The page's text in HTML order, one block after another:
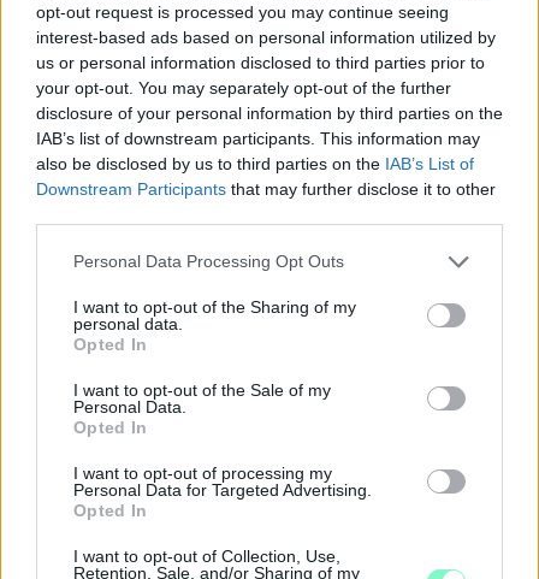
opt-out request is processed you may continue seeing
interest-based ads based on personal information utilized by
us or personal information disclosed to third parties prior to
your opt-out. You may separately opt-out of the further
disclosure of your personal information by third parties on the
IAB’s list of downstream participants. This information may
also be disclosed by us to third parties on the IAB’s List of
Downstream Participants that may further disclose it to other
Please note that this website/app uses one or more Google
not limited to your visit or usage behaviour. You may click to
grant or deny consent to Google and its third-party tags to
use your data for below specified purposes in below Google
consent section.
Personal Data Processing Opt Outs
I want to opt-out of the Sharing of my
personal data.
Opted In
I want to opt-out of the Sale of my
Personal Data.
Opted In
I want to opt-out of processing my
Personal Data for Targeted Advertising.
Opted In
I want to opt-out of Collection, Use,
Retention, Sale, and/or Sharing of my
PIKNIK ITALOK: ÍZEK ÉS ÉLMÉNYEK A SZABADBAN
Ahogy tavaszodik és a nap egyre tovább marad velünk, sokaknak
támad kedve kirándulni a természetbe.
Szólj hozzá!